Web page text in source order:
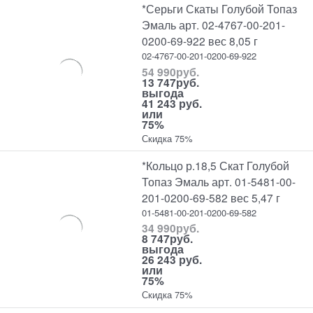
*Серьги Скаты Голубой Топаз
Эмаль арт. 02-4767-00-201-
0200-69-922 вес 8,05 г
02-4767-00-201-0200-69-922
54 990руб.
13 747руб.
выгода
41 243 руб.
или
75%
Скидка 75%
*Кольцо р.18,5 Скат Голубой
Топаз Эмаль арт. 01-5481-00-
201-0200-69-582 вес 5,47 г
01-5481-00-201-0200-69-582
34 990руб.
8 747руб.
выгода
26 243 руб.
или
75%
Скидка 75%